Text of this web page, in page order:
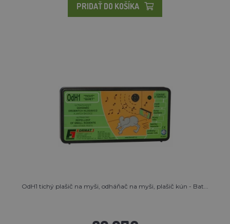
PRIDAŤ DO KOŠÍKA
OdH1 tichý plašič na myši, odháňač na myši, plašič kún - Bat...